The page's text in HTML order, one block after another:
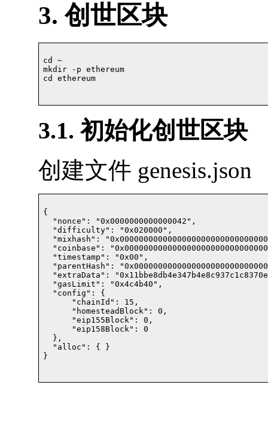
3. 创世区块
cd ~
mkdir -p ethereum
cd ethereum
3.1. 初始化创世区块
创建文件 genesis.json
{
  "nonce": "0x0000000000000042",
  "difficulty": "0x020000",
"mixhash":
"coinbase":
  "timestamp": "0x00",
"parentHash":
"extraData":
  "gasLimit": "0x4c4b40",
  "config": {
      "chainId": 15,
      "homesteadBlock": 0,
      "eip155Block": 0,
      "eip158Block": 0
  },
  "alloc": { }
}